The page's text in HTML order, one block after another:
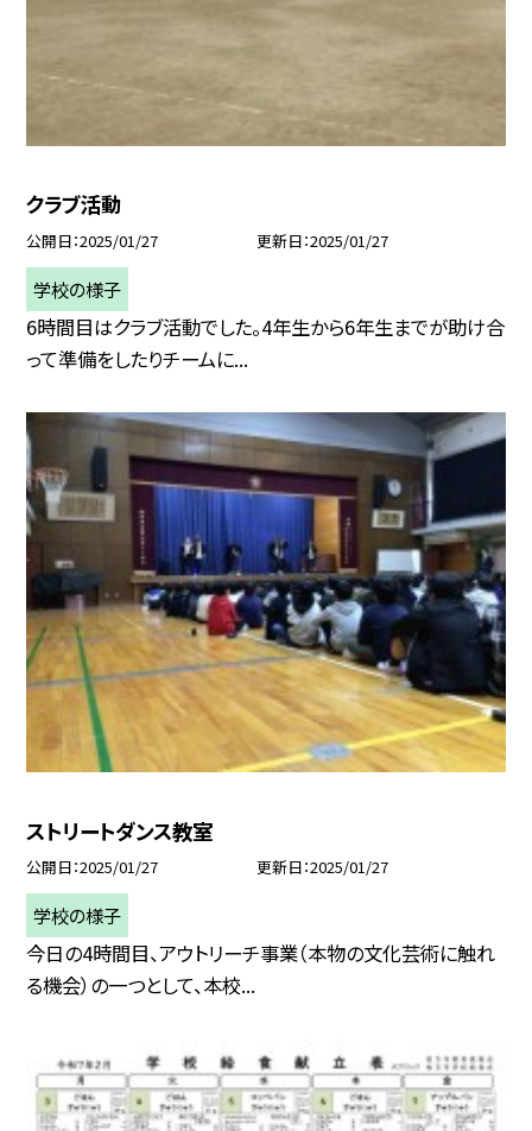
クラブ活動
公開日 2025/01/27 更新日 2025/01/27
学校の様子
6時間目はクラブ活動でした。4年生から6年生までが助け合
って準備をしたりチームに...
ストリートダンス教室
公開日 2025/01/27 更新日 2025/01/27
学校の様子
今日の4時間目、アウトリーチ事業（本物の文化芸術に触れ
る機会）の一つとして、本校...